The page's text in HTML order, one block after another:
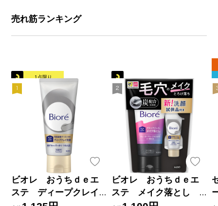
売れ筋ランキング
1点限り
ビオレ おうちｄｅエ
ステ ディープクレイ
ビオレ おうちｄｅエ
ステ メイク落とし